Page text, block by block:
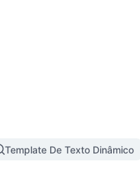
Template De Texto Dinâmico